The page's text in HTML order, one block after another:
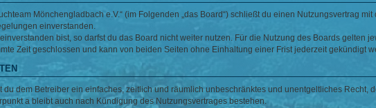
Mönchengladbach e.V.“ (im Folgenden „das Board“) schließt du einen Nutzungsvertrag
einverstanden.
bist, so darfst du das Board nicht weiter nutzen. Für die Nutzung des Boards gelten
Zeit geschlossen und kann von beiden Seiten ohne Einhaltung einer Frist jederzeit gekündigt
du dem Betreiber ein einfaches, zeitlich und räumlich unbeschränktes und unentgeltliches Recht,
a bleibt auch nach Kündigung des Nutzungsvertrages bestehen.